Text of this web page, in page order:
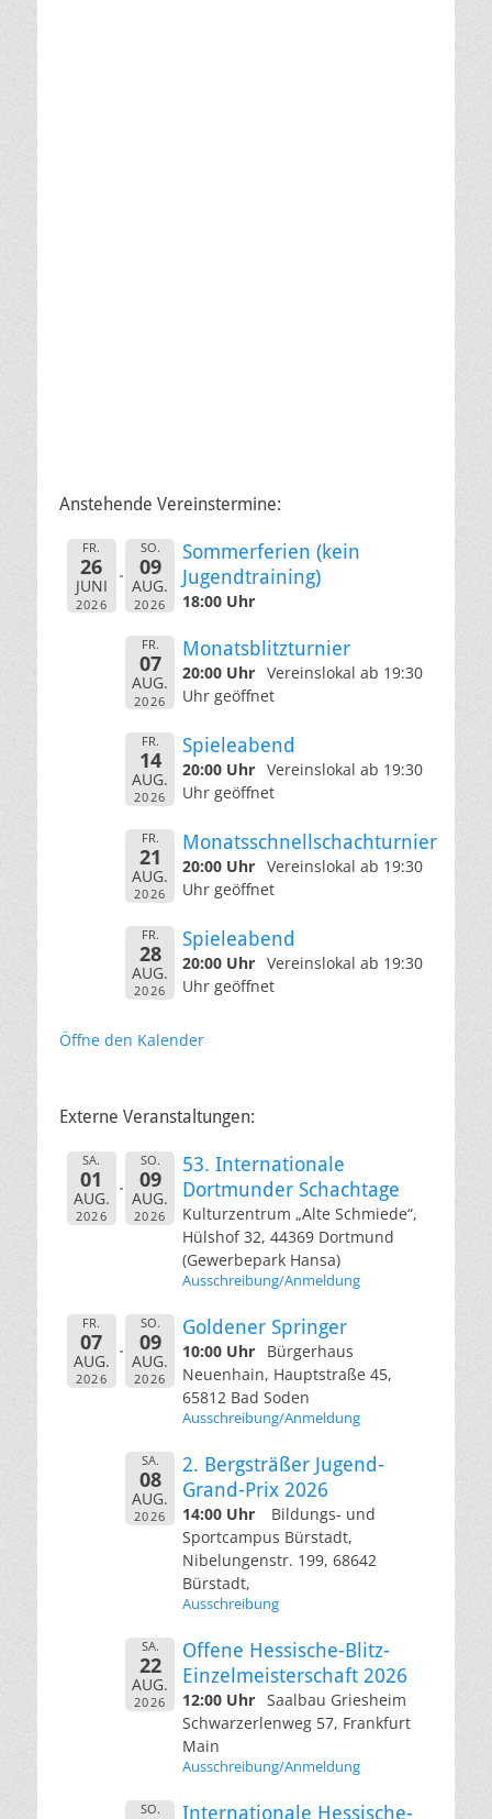
Anstehende Vereinstermine:
FR.
26
JUNI
2026
SO.
09
AUG.
2026
Sommerferien (kein
Jugendtraining)
18:00 Uhr
FR.
07
AUG.
2026
Monatsblitzturnier
20:00 Uhr Vereinslokal ab 19:30
Uhr geöffnet
FR.
14
AUG.
2026
Spieleabend
20:00 Uhr Vereinslokal ab 19:30
Uhr geöffnet
FR.
21
AUG.
2026
Monatsschnellschachturnier
20:00 Uhr Vereinslokal ab 19:30
Uhr geöffnet
FR.
28
AUG.
2026
Spieleabend
20:00 Uhr Vereinslokal ab 19:30
Uhr geöffnet
Öffne den Kalender
Externe Veranstaltungen:
SA.
01
AUG.
2026
SO.
09
AUG.
2026
53. Internationale
Dortmunder Schachtage
Kulturzentrum „Alte Schmiede“,
Hülshof 32, 44369 Dortmund
(Gewerbepark Hansa)
Ausschreibung/Anmeldung
FR.
07
AUG.
2026
SO.
09
AUG.
2026
Goldener Springer
10:00 Uhr
Bürgerhaus
Neuenhain, Hauptstraße 45,
65812 Bad Soden
Ausschreibung/Anmeldung
SA.
08
AUG.
2026
2. Bergsträßer Jugend-
Grand-Prix 2026
14:00 Uhr
Bildungs- und
Sportcampus Bürstadt,
Nibelungenstr. 199, 68642
Bürstadt,
Ausschreibung
SA.
22
AUG.
2026
Offene Hessische-Blitz-
Einzelmeisterschaft 2026
12:00 Uhr Saalbau Griesheim
Schwarzerlenweg 57, Frankfurt
Main
Ausschreibung/Anmeldung
SO. Internationale Hessische-